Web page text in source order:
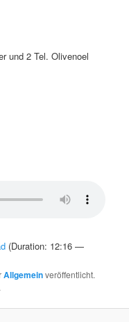
und 2 Tel. Olivenoel
(Duration: 12:16 —
Allgemeinveröffentlicht.